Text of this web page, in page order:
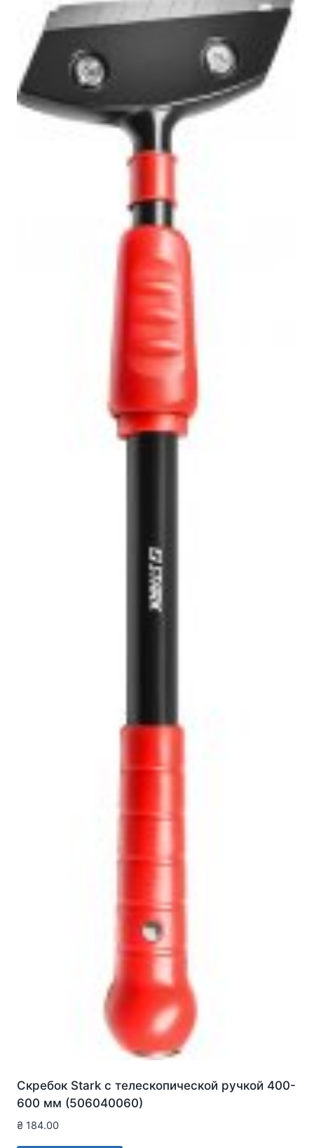
Скребок Stark с телескопической ручкой 400-
600 мм (506040060)
₴ 184.00